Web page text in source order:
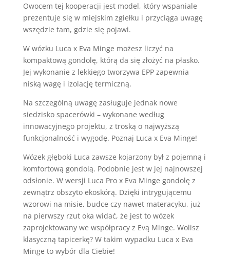
Owocem tej kooperacji jest model, który wspaniale
prezentuje się w miejskim zgiełku i przyciąga uwagę
wszędzie tam, gdzie się pojawi.
W wózku Luca x Eva Minge możesz liczyć na
kompaktową gondolę, którą da się złożyć na płasko.
Jej wykonanie z lekkiego tworzywa EPP zapewnia
niską wagę i izolację termiczną.
Na szczególną uwagę zasługuje jednak nowe
siedzisko spacerówki – wykonane według
innowacyjnego projektu, z troską o najwyższą
funkcjonalność i wygodę. Poznaj Luca x Eva Minge!
Wózek głęboki Luca zawsze kojarzony był z pojemną i
komfortową gondolą. Podobnie jest w jej najnowszej
odsłonie. W wersji Luca Pro x Eva Minge gondolę z
zewnątrz obszyto ekoskórą. Dzięki intrygującemu
wzorowi na misie, budce czy nawet materacyku, już
na pierwszy rzut oka widać, że jest to wózek
zaprojektowany we współpracy z Evą Minge. Wolisz
klasyczną tapicerkę? W takim wypadku Luca x Eva
Minge to wybór dla Ciebie!